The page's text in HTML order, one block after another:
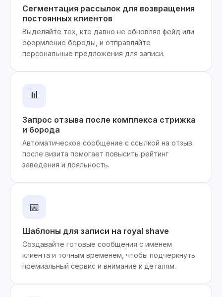
Сегментация рассылок для возвращения
постоянных клиентов
Выделяйте тех, кто давно не обновлял фейд или
оформление бороды, и отправляйте
персональные предложения для записи.
📊
Запрос отзыва после комплекса стрижка
и борода
Автоматическое сообщение с ссылкой на отзыв
после визита помогает повысить рейтинг
заведения и лояльность.
📅
Шаблоны для записи на royal shave
Создавайте готовые сообщения с именем
клиента и точным временем, чтобы подчеркнуть
премиальный сервис и внимание к деталям.